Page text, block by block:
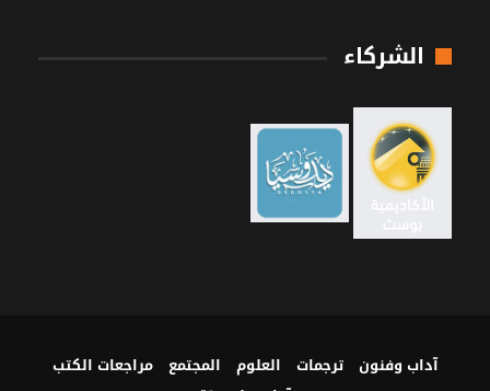
الشركاء
آداب وفنون ترجمات العلوم المجتمع
مراجعات الكتب